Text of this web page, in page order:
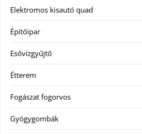
Elektromos kisautó quad
Építőipar
Esővízgyűjtő
Étterem
Fogászat fogorvos
Gyógygombák